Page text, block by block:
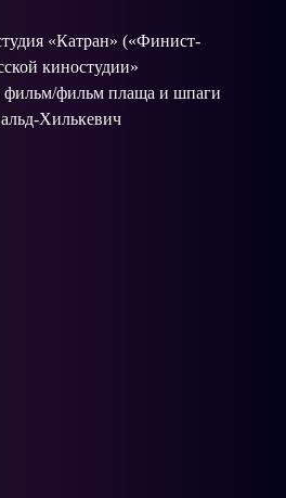
«Катран» («Финист-
киностудии»
фильм/фильм плаща и шпаги
Хилькевич